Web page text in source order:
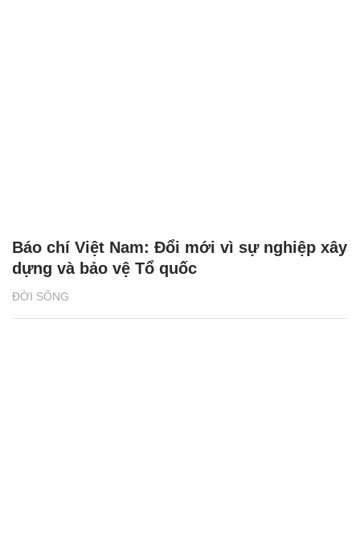
ĐỜI SỐNG
Báo chí Việt Nam: Đổi mới vì sự nghiệp xây
dựng và bảo vệ Tổ quốc